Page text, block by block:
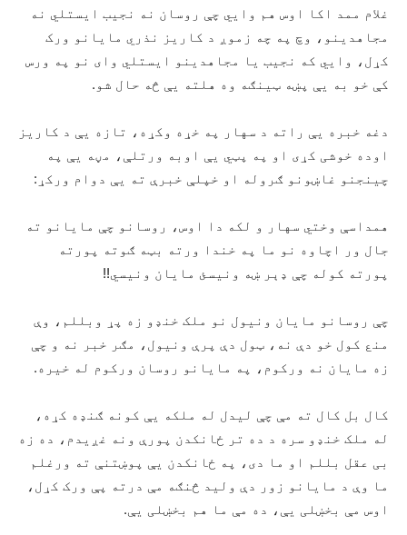
غلام ممد اکا اوس هم وايي چې روسان نه نجیب ایستلي نه
مجاهدینو، وچ په چه زموږ د کاریز نذري مایانو ورک
کړل، وايي که نجیب یا مجاهدینو ایستلي وای نو په ورس
کې خو به یې پښه ټینګه وه هلته یې څه حال شو.
دغه خبره یې راته د سهار په خړه وکړه، تازه یې د کاریز
اوده خوشی کړی او په پټي یې اوبه ورتلې، مڼه یې په
چینجنو غاښونو ګروله او خپلې خبرې ته یې دوام ورکړ:
همداسې وختي سهار و لکه دا اوس، روسانو چې مایانو ته
جال ور اچاوه نو ما په خندا ورته بټه ګوته پورته
پورته کوله چې ډېر ښه ونیسئ مایان ونیسي!!
چې روسانو مایان ونیول نو ملک خنډو زه پړ وبللم، وې
منع کول خو دې نه، ټول دې پرې ونیول، مګر خبر نه و چې
زه مایان نه ورکوم، په مایانو روسان ورکوم له خیره.
کال بل کال ته مې چې لیدل له ملکه یې کونه ګنډه کړه،
له ملک خنډو سره د ده تر ځانکدن پورې ونه غږیدم، ده زه
بی عقل بللم او ما دی، په ځانکدن یې پوښتنې ته ورغلم
ما وې د مایانو زور دې ولید څنګه مې درته پې ورک کړل،
اوس مې بخښلی یې، ده مې ما هم بخښلی یې.